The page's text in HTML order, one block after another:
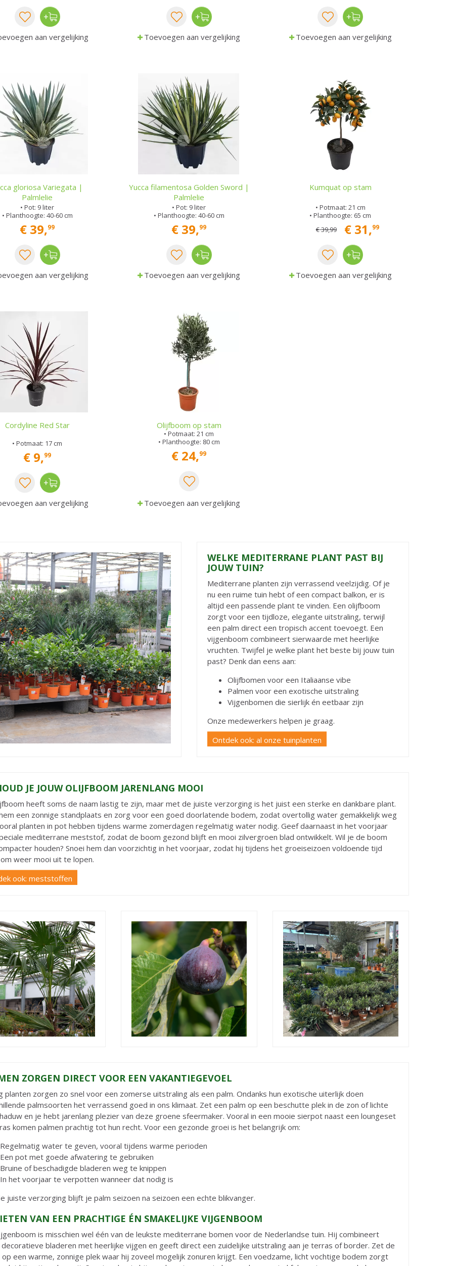
aan vergelijking Toevoegen aan vergelijking Toevoegen aan vergelijking
gloriosa Variegata |
Palmlelie
• Pot: 9 liter
• Planthoogte: 40-60 cm
€ 39,99
aan vergelijking
Yucca filamentosa Golden Sword |
Palmlelie
• Pot: 9 liter
• Planthoogte: 40-60 cm
€ 39,99
Toevoegen aan vergelijking
Kumquat op stam
• Potmaat: 21 cm
• Planthoogte: 65 cm
€39,99 € 31,99
Toevoegen aan vergelijking
Cordyline Red Star
• Potmaat: 17 cm
€ 9,99
aan vergelijking
Olijfboom op stam
• Potmaat: 21 cm
• Planthoogte: 80 cm
€ 24,99
Toevoegen aan vergelijking
WELKE MEDITERRANE PLANT PAST BIJ
JOUW TUIN?
Mediterrane planten zijn verrassend veelzijdig. Of je
nu een ruime tuin hebt of een compact balkon, er is
altijd een passende plant te vinden. Een olijfboom
zorgt voor een tijdloze, elegante uitstraling, terwijl
een palm direct een tropisch accent toevoegt. Een
vijgenboom combineert sierwaarde met heerlijke
vruchten. Twijfel je welke plant het beste bij jouw tuin
past? Denk dan eens aan:
Olijfbomen voor een Italiaanse vibe
Palmen voor een exotische uitstraling
Vijgenbomen die sierlijk én eetbaar zijn
Onze medewerkers helpen je graag.
Ontdek ook: al onze tuinplanten
JE JOUW OLIJFBOOM JARENLANG MOOI
heeft soms de naam lastig te zijn, maar met de juiste verzorging is het juist een sterke en dankbare plant.
een zonnige standplaats en zorg voor een goed doorlatende bodem, zodat overtollig water gemakkelijk weg
planten in pot hebben tijdens warme zomerdagen regelmatig water nodig. Geef daarnaast in het voorjaar
mediterrane meststof, zodat de boom gezond blijft en mooi zilvergroen blad ontwikkelt. Wil je de boom
houden? Snoei hem dan voorzichtig in het voorjaar, zodat hij tijdens het groeiseizoen voldoende tijd
weer mooi uit te lopen.
ook: meststoffen
ZORGEN DIRECT VOOR EEN VAKANTIEGEVOEL
planten zorgen zo snel voor een zomerse uitstraling als een palm. Ondanks hun exotische uiterlijk doen
palmsoorten het verrassend goed in ons klimaat. Zet een palm op een beschutte plek in de zon of lichte
en je hebt jarenlang plezier van deze groene sfeermaker. Vooral in een mooie sierpot naast een loungeset
komen palmen prachtig tot hun recht. Voor een gezonde groei is het belangrijk om:
Regelmatig water te geven, vooral tijdens warme perioden
Een pot met goede afwatering te gebruiken
Bruine of beschadigde bladeren weg te knippen
In het voorjaar te verpotten wanneer dat nodig is
juiste verzorging blijft je palm seizoen na seizoen een echte blikvanger.
VAN EEN PRACHTIGE ÉN SMAKELIJKE VIJGENBOOM
is misschien wel één van de leukste mediterrane bomen voor de Nederlandse tuin. Hij combineert
bladeren met heerlijke vijgen en geeft direct een zuidelijke uitstraling aan je terras of border. Zet de
een warme, zonnige plek waar hij zoveel mogelijk zonuren krijgt. Een voedzame, licht vochtige bodem zorgt